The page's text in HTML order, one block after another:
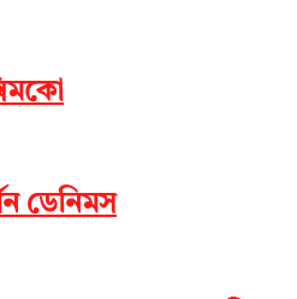
ডেনিমস